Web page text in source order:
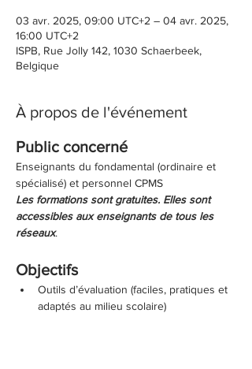
03 avr. 2025, 09:00 UTC+2 – 04 avr. 2025,
16:00 UTC+2
ISPB, Rue Jolly 142, 1030 Schaerbeek,
Belgique
À propos de l'événement
Public concerné
Enseignants du fondamental (ordinaire et
spécialisé) et personnel CPMS
Les formations sont gratuites. Elles sont
accessibles aux enseignants de tous les
réseaux.
Objectifs
Outils d’évaluation (faciles, pratiques et
adaptés au milieu scolaire)